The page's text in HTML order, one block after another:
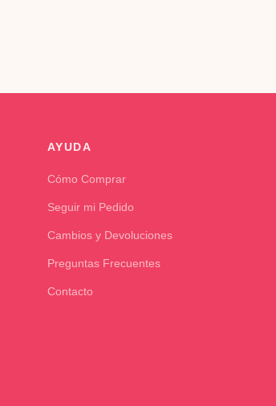
AYUDA
Cómo Comprar
Seguir mi Pedido
Cambios y Devoluciones
Preguntas Frecuentes
Contacto